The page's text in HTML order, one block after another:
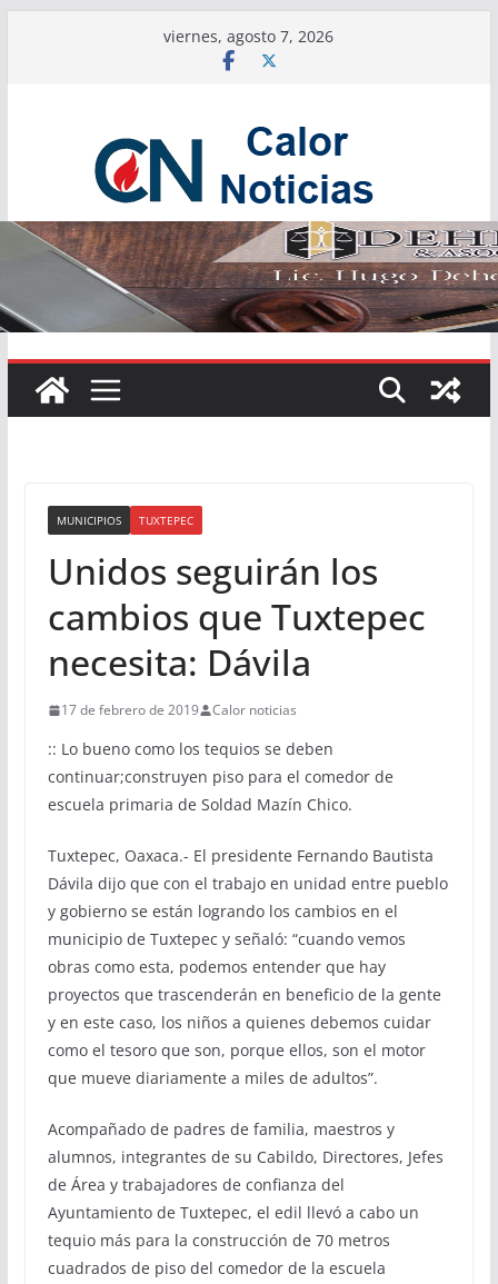
viernes, agosto 7, 2026
MUNICIPIOS TUXTEPEC
Unidos seguirán los
cambios que Tuxtepec
necesita: Dávila
17 de febrero de 2019 Calor noticias
:: Lo bueno como los tequios se deben
continuar;construyen piso para el comedor de
escuela primaria de Soldad Mazín Chico.
Tuxtepec, Oaxaca.- El presidente Fernando Bautista
Dávila dijo que con el trabajo en unidad entre pueblo
y gobierno se están logrando los cambios en el
municipio de Tuxtepec y señaló: “cuando vemos
obras como esta, podemos entender que hay
proyectos que trascenderán en beneficio de la gente
y en este caso, los niños a quienes debemos cuidar
como el tesoro que son, porque ellos, son el motor
que mueve diariamente a miles de adultos”.
Acompañado de padres de familia, maestros y
alumnos, integrantes de su Cabildo, Directores, Jefes
de Área y trabajadores de confianza del
Ayuntamiento de Tuxtepec, el edil llevó a cabo un
tequio más para la construcción de 70 metros
cuadrados de piso del comedor de la escuela